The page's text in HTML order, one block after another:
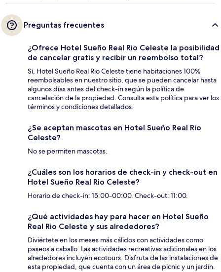
Preguntas frecuentes
¿Ofrece Hotel Sueño Real Rio Celeste la posibilidad
de cancelar gratis y recibir un reembolso total?
Sí, Hotel Sueño Real Rio Celeste tiene habitaciones 100%
reembolsables en nuestro sitio, que se pueden cancelar hasta
algunos días antes del check-in según la política de
cancelación de la propiedad. Consulta esta política para ver los
términos y condiciones detallados.
¿Se aceptan mascotas en Hotel Sueño Real Rio
Celeste?
No se permiten mascotas.
¿Cuáles son los horarios de check-in y check-out en
Hotel Sueño Real Rio Celeste?
Horario de check-in: 15:00-00:00. Check-out: 11:00.
¿Qué actividades hay para hacer en Hotel Sueño
Real Rio Celeste y sus alrededores?
Diviértete en los meses más cálidos con actividades como
paseos a caballo. Las actividades recreativas adicionales en los
alrededores incluyen ecotours. Disfruta de las instalaciones de
esta propiedad, que cuenta con un área de picnic y un jardín.